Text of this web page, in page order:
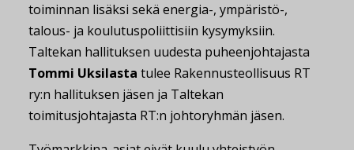
toiminnan lisäksi sekä energia-, ympäristö-,
talous- ja koulutuspoliittisiin kysymyksiin.
Taltekan hallituksen uudesta puheenjohtajasta
Tommi Uksilasta tulee Rakennusteollisuus RT
ry:n hallituksen jäsen ja Taltekan
toimitusjohtajasta RT:n johtoryhmän jäsen.